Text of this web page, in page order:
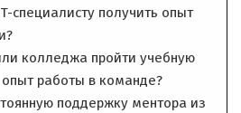
специалисту получить опыт
колледжа пройти учебную
опыт работы в команде?
поддержку ментора из